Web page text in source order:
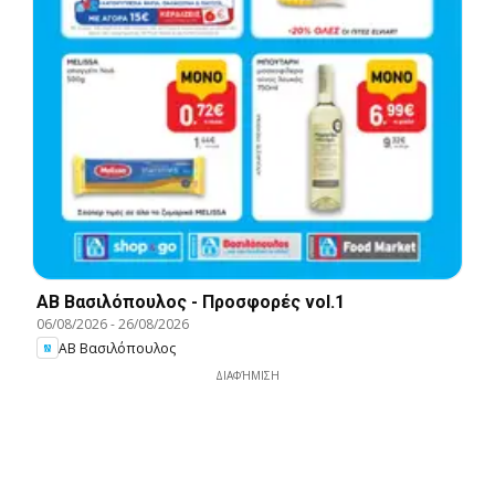
ΑΒ Βασιλόπουλος - Προσφορές vol.1
06/08/2026-26/08/2026
ΑΒ Βασιλόπουλος
ΔΙΑΦΉΜΙΣΗ